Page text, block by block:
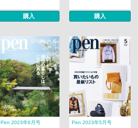
購入 購入
Pen 2023年6月号 Pen 2023年5月号